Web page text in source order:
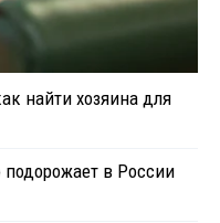
найти хозяина для
подорожает в России